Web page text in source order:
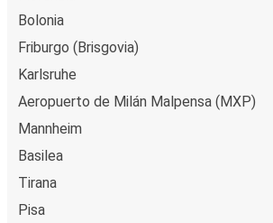
Bolonia
Friburgo (Brisgovia)
Karlsruhe
Aeropuerto de Milán Malpensa (MXP)
Mannheim
Basilea
Tirana
Pisa